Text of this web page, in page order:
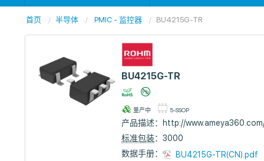
首页 半导体 PMIC - 监控器 BU4215G-TR
BU4215G-TR
量产中 5-SSOP
产品描述：
http://
标准包装：3000
数据手册：
BU4215G-TR(CN).pdf